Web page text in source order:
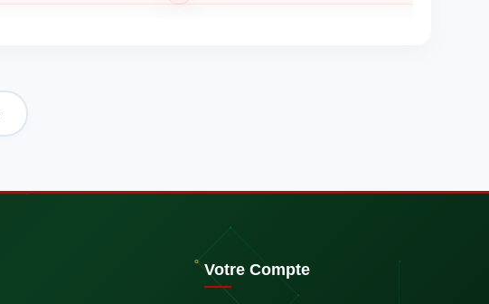
Votre Compte